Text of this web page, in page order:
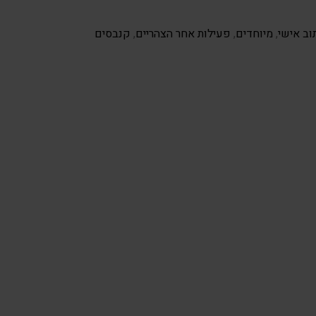
אישי, מיוחדים, פעילות אחר הצהריים, קנבסים